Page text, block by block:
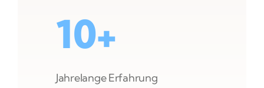
10+
Jahrelange Erfahrung